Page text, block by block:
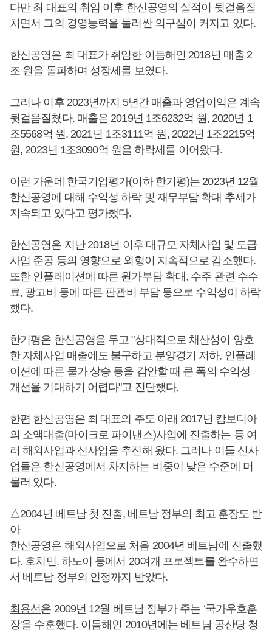
다만 최 대표의 취임 이후 한신공영의 실적이 뒷걸음질
치면서 그의 경영능력을 둘러싼 의구심이 커지고 있다.
한신공영은 최 대표가 취임한 이듬해인 2018년 매출 2
조 원을 돌파하며 성장세를 보였다.
그러나 이후 2023년까지 5년간 매출과 영업이익은 계속
뒷걸음질쳤다. 매출은 2019년 1조6232억 원, 2020년 1
조5568억 원, 2021년 1조3111억 원, 2022년 1조2215억
원, 2023년 1조3090억 원을 하락세를 이어왔다.
이런 가운데 한국기업평가(이하 한기평)는 2023년 12월
한신공영에 대해 수익성 하락 및 재무부담 확대 추세가
지속되고 있다고 평가했다.
한신공영은 지난 2018년 이후 대규모 자체사업 및 도급
사업 준공 등의 영향으로 외형이 지속적으로 감소했다.
또한 인플레이션에 따른 원가부담 확대, 수주 관련 수수
료, 광고비 등에 따른 판관비 부담 등으로 수익성이 하락
했다.
한기평은 한신공영을 두고 "상대적으로 채산성이 양호
한 자체사업 매출에도 불구하고 분양경기 저하, 인플레
이션에 따른 물가 상승 등을 감안할 때 큰 폭의 수익성
개선을 기대하기 어렵다"고 진단했다.
한편 한신공영은 최 대표의 주도 아래 2017년 캄보디아
의 소액대출(마이크로 파이낸스)사업에 진출하는 등 여
러 해외사업과 신사업을 추진해 왔다. 그러나 이들 신사
업들은 한신공영에서 차지하는 비중이 낮은 수준에 머
물러 있다.
△2004년 베트남 첫 진출, 베트남 정부의 최고 훈장도 받
아
한신공영은 해외사업으로 처음 2004년 베트남에 진출했
다. 호치민, 하노이 등에서 20여개 프로젝트를 완수하면
서 베트남 정부의 인정까지 받았다.
최용선은 2009년 12월 베트남 정부가 주는 ‘국가우호훈
장'을 수훈했다. 이듬해인 2010년에는 베트남 공산당 청